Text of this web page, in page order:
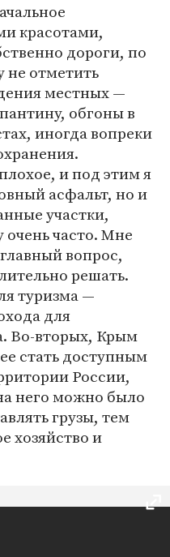
красотами,
дороги, по
отметить
местных —
обгоны в
иногда вопреки
и под этим я
асфальт, но и
участки,
очень часто. Мне
вопрос,
решать.
туризма —
для
Во-вторых, Крым
стать доступным
России,
него можно было
грузы, тем
хозяйство и